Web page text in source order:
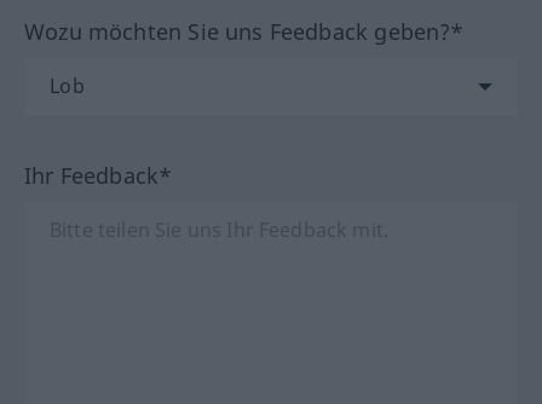
Wozu möchten Sie uns Feedback geben?*
Ihr Feedback*